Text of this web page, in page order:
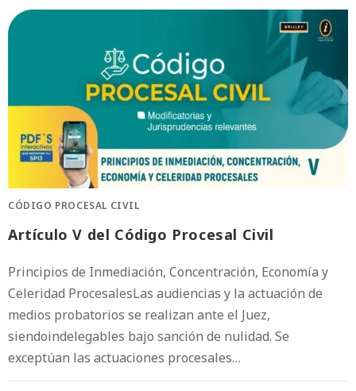
CÓDIGO PROCESAL CIVIL
Artículo V del Código Procesal Civil
Principios de Inmediación, Concentración, Economía y
Celeridad ProcesalesLas audiencias y la actuación de
medios probatorios se realizan ante el Juez,
siendoindelegables bajo sanción de nulidad. Se
exceptúan las actuaciones procesales…